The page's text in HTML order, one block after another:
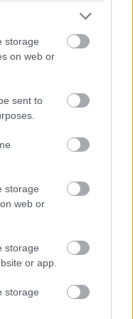
storage
on web or
sent to
storage
web or
storage
or app.
storage
bokszutcai gyorshajtás
hogy sokkal több
nyomja ki az autó
közelíti a második
35 másodperc felett.